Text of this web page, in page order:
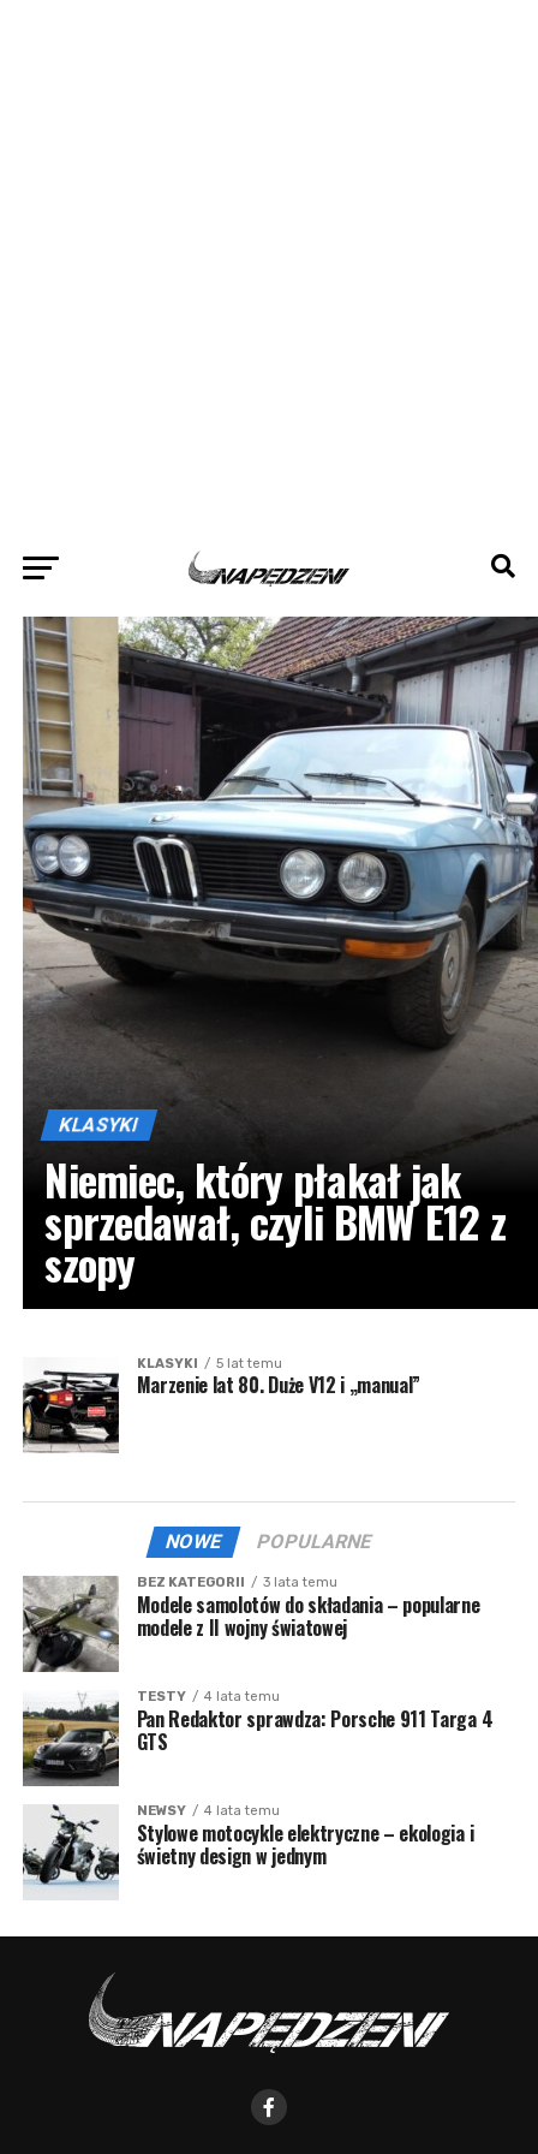
KLASYKI
Niemiec, który płakał jak
sprzedawał, czyli BMW E12 z
szopy
KLASYKI 5 lat temu
Marzenie lat 80. Duże V12 i „manual”
NOWE POPULARNE
BEZ KATEGORII 3 lata temu
Modele samolotów do składania – popularne
modele z II wojny światowej
TESTY 4 lata temu
Pan Redaktor sprawdza: Porsche 911 Targa 4
GTS
NEWSY 4 lata temu
Stylowe motocykle elektryczne – ekologia i
świetny design w jednym